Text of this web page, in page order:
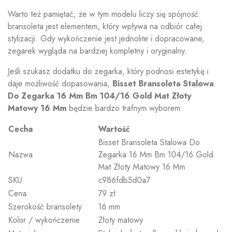
Warto też pamiętać, że w tym modelu liczy się spójność:
bransoleta jest elementem, który wpływa na odbiór całej
stylizacji. Gdy wykończenie jest jednolite i dopracowane,
zegarek wygląda na bardziej kompletny i oryginalny.
Jeśli szukasz dodatku do zegarka, który podnosi estetykę i
daje możliwość dopasowania, Bisset Bransoleta Stalowa
Do Zegarka 16 Mm Bm 104/16 Gold Mat Złoty
Matowy 16 Mm będzie bardzo trafnym wyborem.
Cecha
Wartość
Nazwa
Bisset Bransoleta Stalowa Do
Zegarka 16 Mm Bm 104/16 Gold
Mat Złoty Matowy 16 Mm
SKU
c986fdb5d0a7
Cena
79 zł
Szerokość bransolety
16 mm
Kolor / wykończenie
Złoty matowy